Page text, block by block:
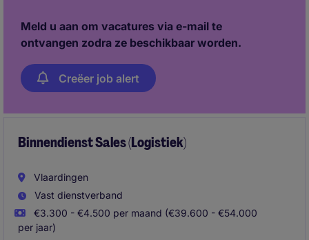
Meld u aan om vacatures via e-mail te
ontvangen zodra ze beschikbaar worden.
Creëer job alert
Binnendienst Sales (Logistiek)
Vlaardingen
Vast dienstverband
€3.300 - €4.500 per maand (€39.600 - €54.000
per jaar)